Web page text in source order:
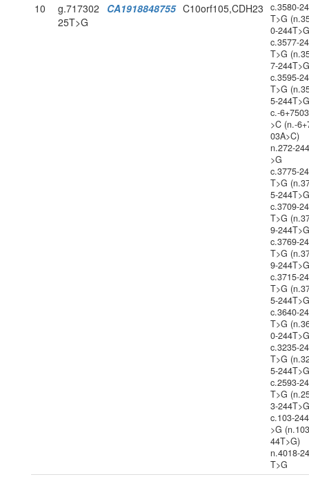
10
g.717302
25T>G
CA1918848755 C10orf105,CDH23
c.3580-
T>G
0-
c.3577-
T>G
7-
c.3595-
T>G
5-
c.-
>C (n.-
03A>C)
n.272-
>G
c.3775-
T>G
5-
c.3709-
T>G
9-
c.3769-
T>G
9-
c.3715-
T>G
5-
c.3640-
T>G
0-
c.3235-
T>G
5-
c.2593-
T>G
3-
c.103-
>G
44T>G)
n.4018-
T>G